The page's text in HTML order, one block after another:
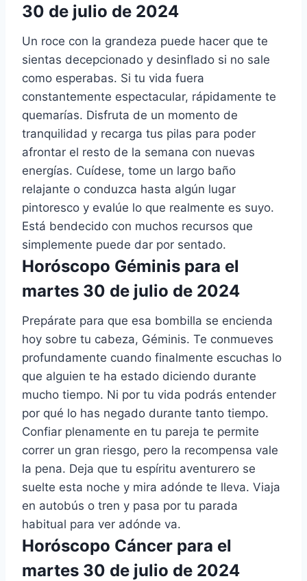
30 de julio de 2024
Un roce con la grandeza puede hacer que te
sientas decepcionado y desinflado si no sale
como esperabas. Si tu vida fuera
constantemente espectacular, rápidamente te
quemarías. Disfruta de un momento de
tranquilidad y recarga tus pilas para poder
afrontar el resto de la semana con nuevas
energías. Cuídese, tome un largo baño
relajante o conduzca hasta algún lugar
pintoresco y evalúe lo que realmente es suyo.
Está bendecido con muchos recursos que
simplemente puede dar por sentado.
Horóscopo Géminis para el
martes 30 de julio de 2024
Prepárate para que esa bombilla se encienda
hoy sobre tu cabeza, Géminis. Te conmueves
profundamente cuando finalmente escuchas lo
que alguien te ha estado diciendo durante
mucho tiempo. Ni por tu vida podrás entender
por qué lo has negado durante tanto tiempo.
Confiar plenamente en tu pareja te permite
correr un gran riesgo, pero la recompensa vale
la pena. Deja que tu espíritu aventurero se
suelte esta noche y mira adónde te lleva. Viaja
en autobús o tren y pasa por tu parada
habitual para ver adónde va.
Horóscopo Cáncer para el
martes 30 de julio de 2024